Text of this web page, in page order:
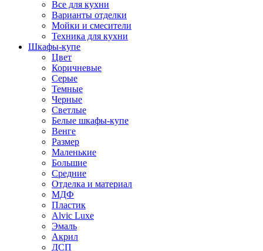
Все для кухни
Варианты отделки
Мойки и смесители
Техника для кухни
Шкафы-купе
Цвет
Коричневые
Серые
Темные
Черные
Светлые
Белые шкафы-купе
Венге
Размер
Маленькие
Большие
Средние
Отделка и материал
МДФ
Пластик
Alvic Luxe
Эмаль
Акрил
ДСП